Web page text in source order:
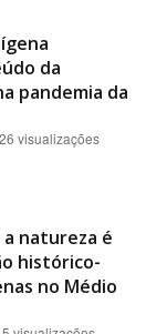
da
pandemia da
visualizações
natureza é
histórico-
no Médio